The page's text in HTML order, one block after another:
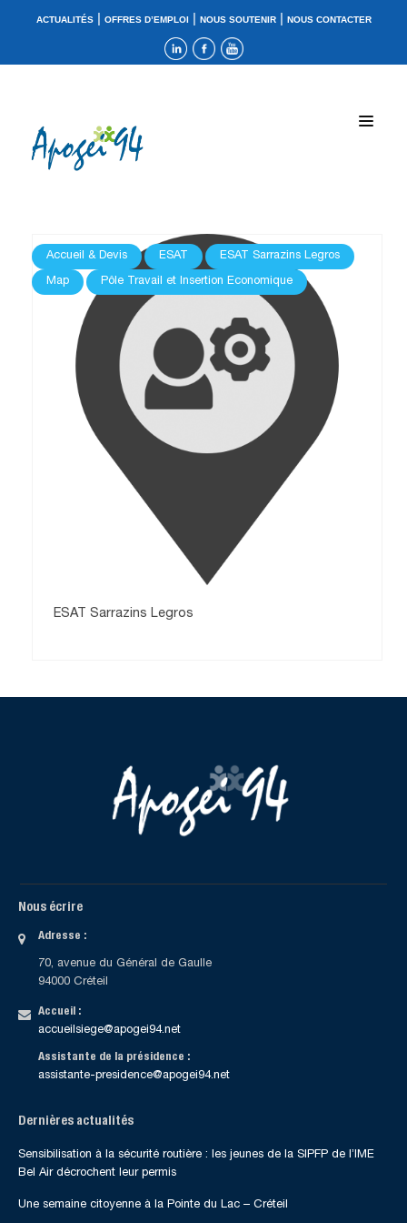
ACTUALITÉS| OFFRES D’EMPLOI| NOUS SOUTENIR| NOUS CONTACTER
Accueil & Devis ESAT ESAT Sarrazins Legros
Map Pôle Travail et Insertion Economique
ESAT Sarrazins Legros
Nous écrire
Adresse :
70, avenue du Général de Gaulle
94000 Créteil
Accueil :
accueilsiege@apogei94.net
Assistante de la présidence :
assistante-presidence@apogei94.net
Dernières actualités
Sensibilisation à la sécurité routière : les jeunes de la SIPFP de l’IME
Bel Air décrochent leur permis
Une semaine citoyenne à la Pointe du Lac – Créteil